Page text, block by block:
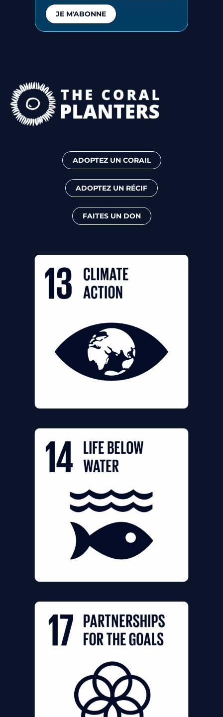
JE M'ABONNE
ADOPTEZ UN CORAIL
ADOPTEZ UN RÉCIF
FAITES UN DON